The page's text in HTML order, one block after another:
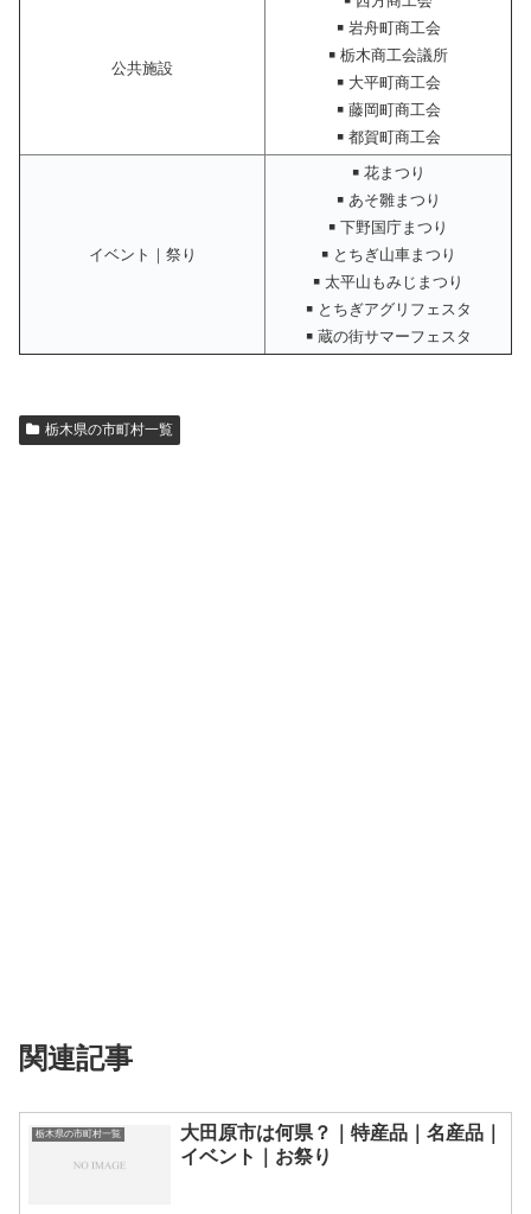
公共施設
￭ 岩舟町商工会
￭ 栃木商工会議所
￭ 大平町商工会
￭ 藤岡町商工会
￭ 都賀町商工会
イベント｜祭り
￭ 花まつり
￭ あそ雛まつり
￭ 下野国庁まつり
￭ とちぎ山車まつり
￭ 太平山もみじまつり
￭ とちぎアグリフェスタ
￭ 蔵の街サマーフェスタ
栃木県の市町村一覧
関連記事
栃木県の市町村一覧
大田原市は何県？｜特産品｜名産品｜
イベント｜お祭り